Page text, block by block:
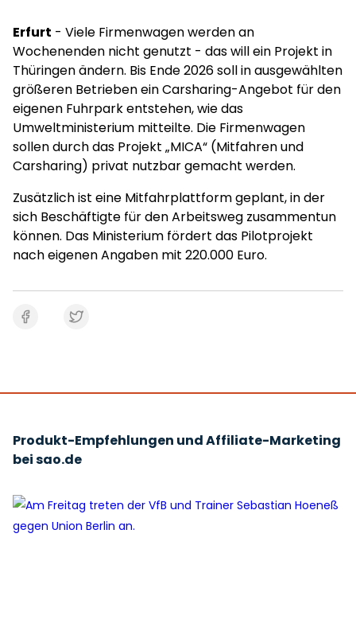
Erfurt - Viele Firmenwagen werden an
Wochenenden nicht genutzt - das will ein Projekt in
Thüringen ändern. Bis Ende 2026 soll in ausgewählten
größeren Betrieben ein Carsharing-Angebot für den
eigenen Fuhrpark entstehen, wie das
Umweltministerium mitteilte. Die Firmenwagen
sollen durch das Projekt „MICA“ (Mitfahren und
Carsharing) privat nutzbar gemacht werden.
Zusätzlich ist eine Mitfahrplattform geplant, in der
sich Beschäftigte für den Arbeitsweg zusammentun
können. Das Ministerium fördert das Pilotprojekt
nach eigenen Angaben mit 220.000 Euro.
Produkt-Empfehlungen und Affiliate-Marketing
bei sao.de